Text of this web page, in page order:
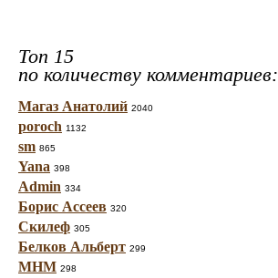
Топ 15
по количеству комментариев:
Магаз Анатолий 2040
poroch 1132
sm 865
Yana 398
Admin 334
Борис Ассеев 320
Скилеф 305
Белков Альберт 299
МНМ 298